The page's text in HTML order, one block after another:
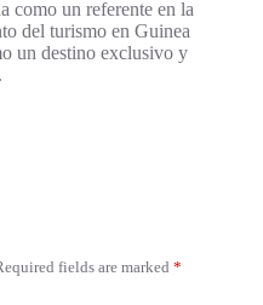
como un referente en la
del turismo en Guinea
un destino exclusivo y
fields are marked *